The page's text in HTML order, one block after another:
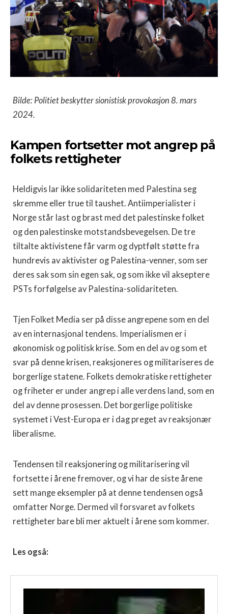
Bilde: Politiet beskytter sionistisk provokasjon 8. mars
2024.
Kampen fortsetter mot angrep på
folkets rettigheter
Heldigvis lar ikke solidariteten med Palestina seg
skremme eller true til taushet. Antiimperialister i
Norge står last og brast med det palestinske folket
og den palestinske motstandsbevegelsen. De tre
tiltalte aktivistene får varm og dyptfølt støtte fra
hundrevis av aktivister og Palestina-venner, som ser
deres sak som sin egen sak, og som ikke vil akseptere
PSTs forfølgelse av Palestina-solidariteten.
Tjen Folket Media ser på disse angrepene som en del
av en internasjonal tendens. Imperialismen er i
økonomisk og politisk krise. Som en del av og som et
svar på denne krisen, reaksjoneres og militariseres de
borgerlige statene. Folkets demokratiske rettigheter
og friheter er under angrep i alle verdens land, som en
del av denne prosessen. Det borgerlige politiske
systemet i Vest-Europa er i dag preget av reaksjonær
liberalisme.
Tendensen til reaksjonering og militarisering vil
fortsette i årene fremover, og vi har de siste årene
sett mange eksempler på at denne tendensen også
omfatter Norge. Dermed vil forsvaret av folkets
rettigheter bare bli mer aktuelt i årene som kommer.
Les også: